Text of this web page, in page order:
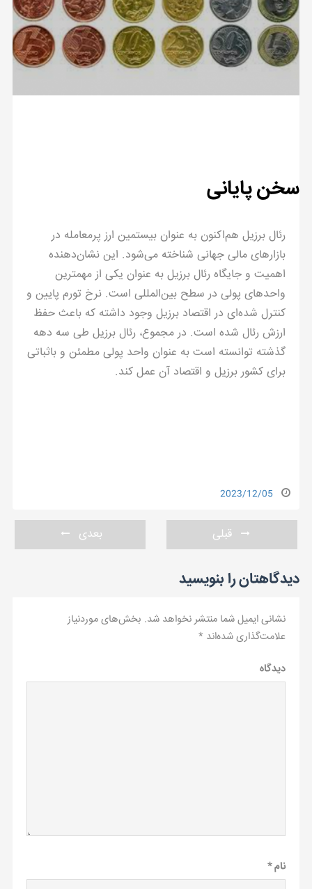
سخن پایانی
رئال برزیل هم‌اکنون به عنوان بیستمین ارز پرمعامله در
بازارهای مالی جهانی شناخته می‌شود. این نشان‌دهنده
اهمیت و جایگاه رئال برزیل به عنوان یکی از مهمترین
واحدهای پولی در سطح بین‌المللی است. نرخ تورم پایین و
کنترل شده‌ای در اقتصاد برزیل وجود داشته که باعث حفظ
ارزش رئال شده است. در مجموع، رئال برزیل طی سه دهه
گذشته توانسته است به عنوان واحد پولی مطمئن و باثباتی
برای کشور برزیل و اقتصاد آن عمل کند.
2023/12/05
قبلی بعدی
دیدگاهتان را بنویسید
نشانی ایمیل شما منتشر نخواهد شد. بخش‌های موردنیاز
علامت‌گذاری شده‌اند *
دیدگاه
نام*